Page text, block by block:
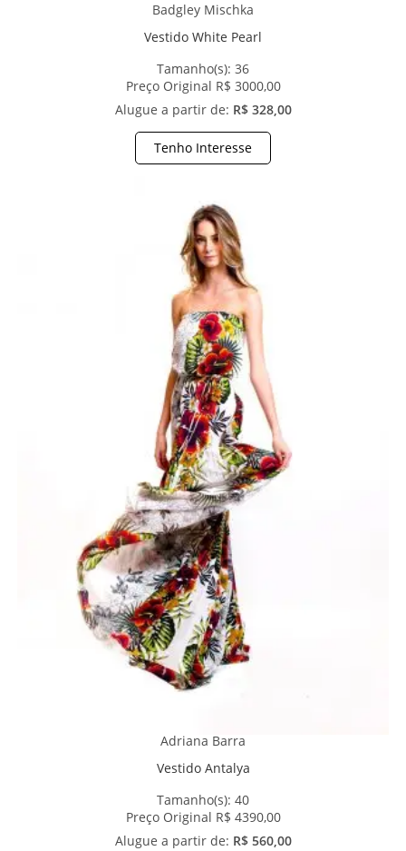
Badgley Mischka
Vestido White Pearl
Tamanho(s): 36
Preço Original R$ 3000,00
Alugue a partir de: R$ 328,00
Tenho Interesse
Adriana Barra
Vestido Antalya
Tamanho(s): 40
Preço Original R$ 4390,00
Alugue a partir de: R$ 560,00